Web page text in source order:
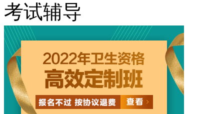
考试辅导